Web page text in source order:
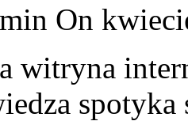
On
witryna
spotyka